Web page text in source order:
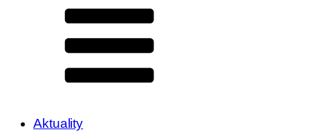
Aktuality